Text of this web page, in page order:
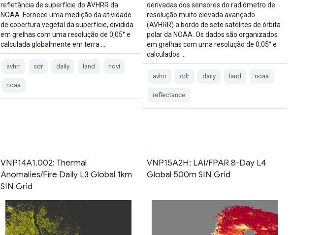
refletância de superfície do AVHRR da
NOAA. Fornece uma medição da atividade
de cobertura vegetal da superfície, dividida
em grelhas com uma resolução de 0,05° e
calculada globalmente em terra …
avhrr cdr daily land ndvi
noaa
derivadas dos sensores do radiómetro de
resolução muito elevada avançado
(AVHRR) a bordo de sete satélites de órbita
polar da NOAA. Os dados são organizados
em grelhas com uma resolução de 0,05° e
calculados …
avhrr cdr daily land noaa
reflectance
VNP14A1.002: Thermal
Anomalies/Fire Daily L3 Global 1km
SIN Grid
VNP15A2H: LAI/FPAR 8-Day L4
Global 500m SIN Grid